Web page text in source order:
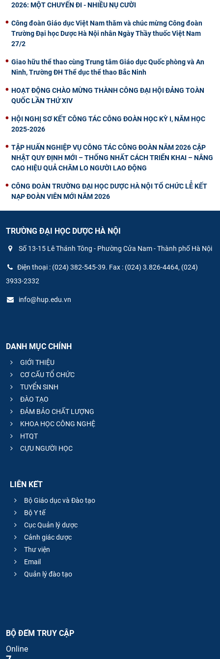
2026: MỘT CHUYẾN ĐI - NHIỀU NỤ CƯỜI
Công đoàn Giáo dục Việt Nam thăm và chúc mừng Công đoàn
Trường Đại học Dược Hà Nội nhân Ngày Thầy thuốc Việt Nam
27/2
Giao hữu thể thao cùng Trung tâm Giáo dục Quốc phòng và An
Ninh, Trường ĐH Thể dục thể thao Bắc Ninh
HOẠT ĐỘNG CHÀO MỪNG THÀNH CÔNG ĐẠI HỘI ĐẢNG TOÀN
QUỐC LẦN THỨ XIV
HỘI NGHỊ SƠ KẾT CÔNG TÁC CÔNG ĐOÀN HỌC KỲ I, NĂM HỌC
2025-2026
TẬP HUẤN NGHIỆP VỤ CÔNG TÁC CÔNG ĐOÀN NĂM 2026 CẬP
NHẬT QUY ĐỊNH MỚI – THỐNG NHẤT CÁCH TRIỂN KHAI – NÂNG
CAO HIỆU QUẢ CHĂM LO NGƯỜI LAO ĐỘNG
CÔNG ĐOÀN TRƯỜNG ĐẠI HỌC DƯỢC HÀ NỘI TỔ CHỨC LỄ KẾT
NẠP ĐOÀN VIÊN MỚI NĂM 2026
TRƯỜNG ĐẠI HỌC DƯỢC HÀ NỘI
Số 13-15 Lê Thánh Tông - Phường Cửa Nam - Thành phố Hà Nội
Điện thoại : (024) 382-545-39. Fax : (024) 3.826-4464, (024)
3933-2332
info@hup.edu.vn
DANH MỤC CHÍNH
GIỚI THIỆU
CƠ CẤU TỔ CHỨC
TUYỂN SINH
ĐÀO TẠO
ĐẢM BẢO CHẤT LƯỢNG
KHOA HỌC CÔNG NGHỆ
HTQT
CỰU NGƯỜI HỌC
LIÊN KẾT
Bộ Giáo dục và Đào tạo
Bộ Y tế
Cục Quản lý dược
Cảnh giác dược
Thư viện
Email
Quản lý đào tạo
BỘ ĐẾM TRUY CẬP
Online